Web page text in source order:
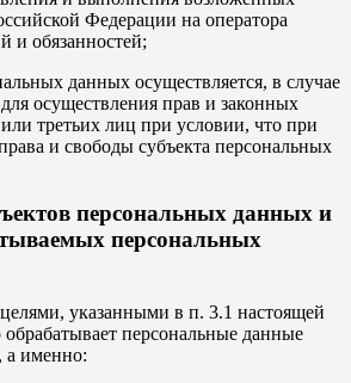
Федерации на оператора
и обязанностей;
данных осуществляется, в случае
осуществления прав и законных
третьих лиц при условии, что при
и свободы субъекта персональных
персональных данных и
персональных
указанными в п. 3.1 настоящей
персональные данные
а именно: